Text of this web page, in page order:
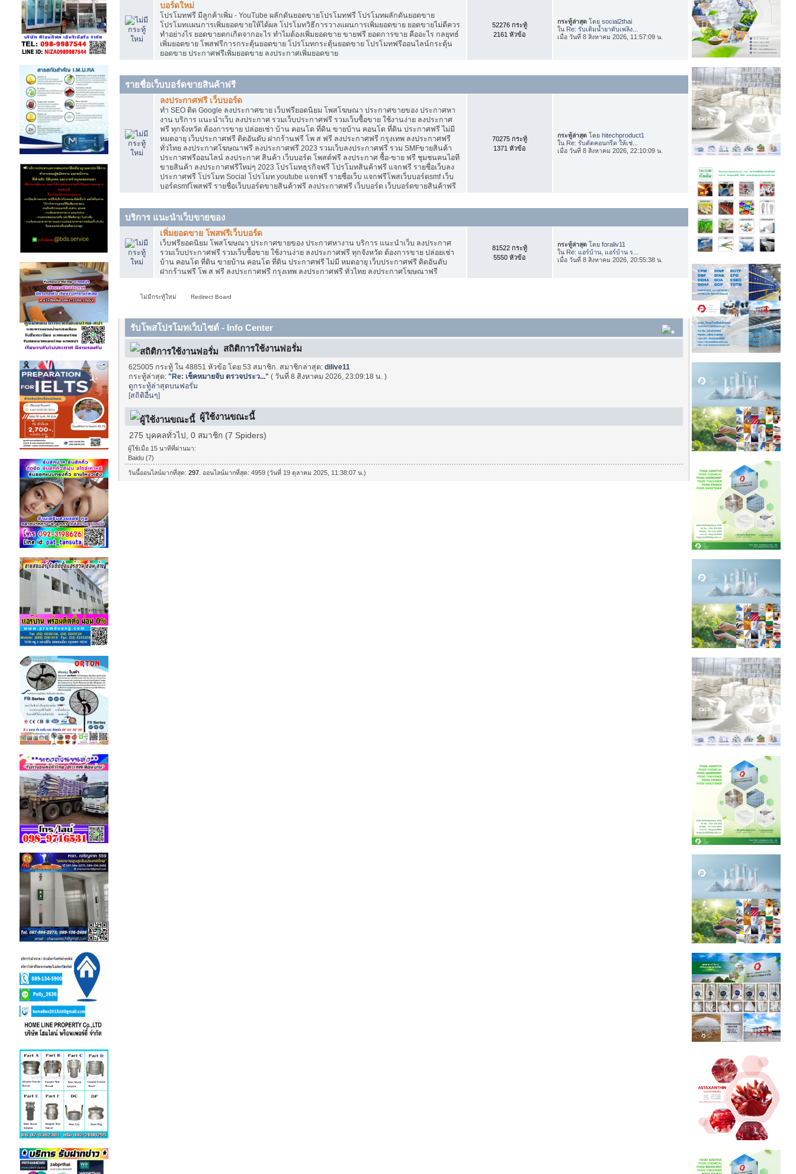
บอร์ดใหม่
โปรโมทฟรี มีลูกค้าเพิ่ม - YouTube ผลักดันยอดขายโปรโมทฟรี โปรโมทผลักดันยอดขาย
โปรโมทแผนการเพิ่มยอดขายให้ได้ผล โปรโมทวิธีการวางแผนการเพิ่มยอดขาย ยอดขายไม่ดีควร
ทำอย่างไร ยอดขายตกเกิดจากอะไร ทำไมต้องเพิ่มยอดขาย ขายฟรี ยอดการขาย คืออะไร กลยุทธ์
เพิ่มยอดขาย โพสฟรีการกระตุ้นยอดขาย โปรโมทกระตุ้นยอดขาย โปรโมทฟรีออนไลน์กระตุ้น
ยอดขาย ประกาศฟรีเพิ่มยอดขาย ลงประกาศเพิ่มยอดขาย
52276 กระทู้
2161 หัวข้อ
กระทู้ล่าสุด โดยsocial2thai
ใน Re: รับเติมน้ำยาดับเพลิง...
เมื่อ วันที่ 8 สิงหาคม 2026, 11:57:09 น.
รายชื่อเว็บบอร์ดขายสินค้าฟรี
ลงประกาศฟรี เว็บบอร์ด
ทำ SEO ติด Google ลงประกาศขาย เว็บฟรียอดนิยม โพสโฆษณา ประกาศขายของ ประกาศหา
งาน บริการ แนะนำเว็บ ลงประกาศ รวมเว็บประกาศฟรี รวมเว็บซื้อขาย ใช้งานง่าย ลงประกาศ
ฟรี ทุกจังหวัด ต้องการขาย ปล่อยเช่า บ้าน คอนโด ที่ดิน ขายบ้าน คอนโด ที่ดิน ประกาศฟรี ไม่มี
หมดอายุ เว็บประกาศฟรี ติดอันดับ ฝากร้านฟรี โพ ส ฟรี ลงประกาศฟรี กรุงเทพ ลงประกาศฟรี
ทั่วไทย ลงประกาศโฆษณาฟรี ลงประกาศฟรี 2023 รวมเว็บลงประกาศฟรี รวม SMFขายสินค้า
ประกาศฟรีออนไลน์ ลงประกาศ สินค้า เว็บบอร์ด โพสต์ฟรี ลงประกาศ ซื้อ-ขาย ฟรี ชุมชนคนไอที
ขายสินค้า ลงประกาศฟรีใหม่ๆ 2023 โปรโมทธุรกิจฟรี โปรโมทสินค้าฟรี แจกฟรี รายชื่อเว็บลง
ประกาศฟรี โปรโมท Social โปรโมท youtube แจกฟรี รายชื่อเว็บ แจกฟรีโพสเว็บบอร์ดsmf เว็บ
บอร์ดsmfโพสฟรี รายชื่อเว็บบอร์ดขายสินค้าฟรี ลงประกาศฟรี เว็บบอร์ด เว็บบอร์ดขายสินค้าฟรี
70275 กระทู้
1371 หัวข้อ
กระทู้ล่าสุด โดยhitechproduct1
ใน Re: รับตัดคอนกรีต ให้เช่...
เมื่อ วันที่ 8 สิงหาคม 2026, 22:10:09 น.
บริการ แนะนำเว็บขายของ
เพิ่มยอดขาย โพสฟรีเว็บบอร์ด
เว็บฟรียอดนิยม โพสโฆษณา ประกาศขายของ ประกาศหางาน บริการ แนะนำเว็บ ลงประกาศ
รวมเว็บประกาศฟรี รวมเว็บซื้อขาย ใช้งานง่าย ลงประกาศฟรี ทุกจังหวัด ต้องการขาย ปล่อยเช่า
บ้าน คอนโด ที่ดิน ขายบ้าน คอนโด ที่ดิน ประกาศฟรี ไม่มี หมดอายุ เว็บประกาศฟรี ติดอันดับ
ฝากร้านฟรี โพ ส ฟรี ลงประกาศฟรี กรุงเทพ ลงประกาศฟรี ทั่วไทย ลงประกาศโฆษณาฟรี
81522 กระทู้
5550 หัวข้อ
กระทู้ล่าสุด โดยforaliv11
ใน Re: แอร์บ้าน, แอร์บ้าน ร...
เมื่อ วันที่ 8 สิงหาคม 2026, 20:55:38 น.
ไม่มีกระทู้ใหม่ Redirect Board
รับโพสโปรโมทเว็บไซต์ - Info Center
สถิติการใช้งานฟอรั่ม
625005 กระทู้ ใน 48851 หัวข้อ โดย 53 สมาชิก. สมาชิกล่าสุด:dilive11
กระทู้ล่าสุด:"Re: เช็คหมายจับ ตรวจประว..." ( วันที่ 8 สิงหาคม 2026, 23:09:18 น. )
ดูกระทู้ล่าสุดบนฟอรั่ม
[สถิติอื่นๆ]
ผู้ใช้งานขณะนี้
275 บุคคลทั่วไป, 0 สมาชิก (7 Spiders)
ผู้ใช้เมื่อ 15 นาทีที่ผ่านมา:
Baidu (7)
วันนี้ออนไลน์มากที่สุด:297 . ออนไลน์มากที่สุด: 4959 (วันที่ 19 ตุลาคม 2025, 11:38:07 น.)